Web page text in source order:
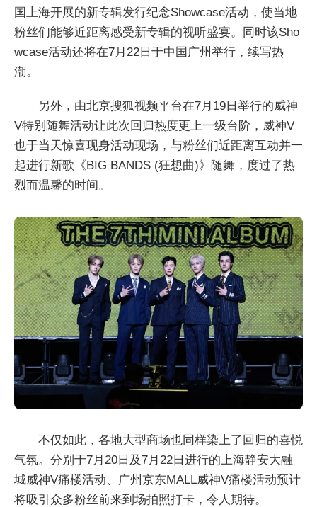
国上海开展的新专辑发行纪念Showcase活动，使当地
粉丝们能够近距离感受新专辑的视听盛宴。同时该Sho
wcase活动还将在7月22日于中国广州举行，续写热
潮。
另外，由北京搜狐视频平台在7月19日举行的威神
V特别随舞活动让此次回归热度更上一级台阶，威神V
也于当天惊喜现身活动现场，与粉丝们近距离互动并一
起进行新歌《BIG BANDS (狂想曲)》随舞，度过了热
烈而温馨的时间。
不仅如此，各地大型商场也同样染上了回归的喜悦
气氛。分别于7月20日及7月22日进行的上海静安大融
城威神V痛楼活动、广州京东MALL威神V痛楼活动预计
将吸引众多粉丝前来到场拍照打卡，令人期待。